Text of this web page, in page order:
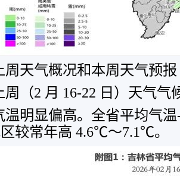
周天气概况和本周天气预报
周（2 月 16-22 日）天气气
温明显偏高。全省平均气
较常年高 4.6℃～7.1℃。